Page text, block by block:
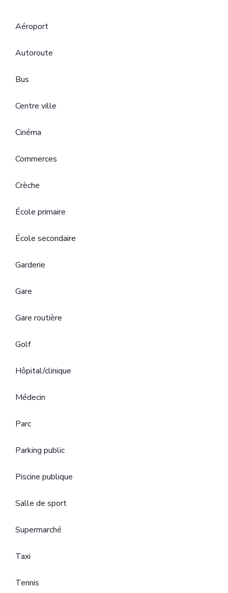
Aéroport
Autoroute
Bus
Centre ville
Cinéma
Commerces
Crèche
École primaire
École secondaire
Garderie
Gare
Gare routière
Golf
Hôpital/clinique
Médecin
Parc
Parking public
Piscine publique
Salle de sport
Supermarché
Taxi
Tennis